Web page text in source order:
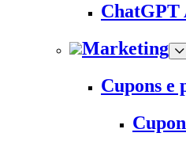
ChatGPT
Marketing
Cupons e